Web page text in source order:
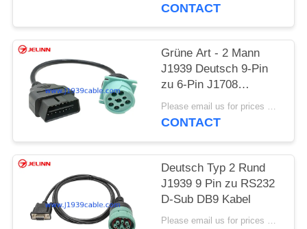
CONTACT
Grüne Art - 2 Mann
J1939 Deutsch 9-Pin
zu 6-Pin J1708
weiblichem Kabel
Please email us for prices MOQ:100 Stück
CONTACT
Deutsch Typ 2 Rund
J1939 9 Pin zu RS232
D-Sub DB9 Kabel
Please email us for prices MOQ:100 Stück